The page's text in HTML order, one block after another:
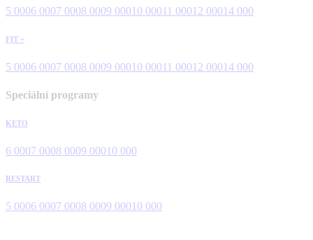
5 0006 0007 0008 0009 00010 00011 00012 00014 000
FIT +
5 0006 0007 0008 0009 00010 00011 00012 00014 000
Speciální programy
KETO
6 0007 0008 0009 00010 000
RESTART
5 0006 0007 0008 0009 00010 000